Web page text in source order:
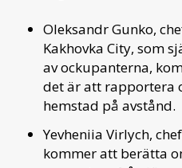
Oleksandr Gunko,
Kakhovka City, som
av ockupanterna,
det är att rapportera
hemstad på avstånd.
Yevheniia Virlych,
kommer att berätta